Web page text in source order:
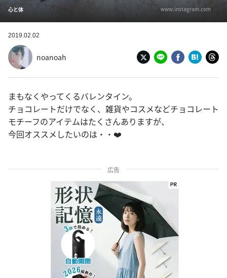
心と体 www.instagram.com
2019.02.02
noanoah
まもなくやってくるバレンタイン。
チョコレートだけでなく、雑貨やコスメなどチョコレート
モチーフのアイテムはたくさんありますが、
今回オススメしたいのは・・❤️
広告